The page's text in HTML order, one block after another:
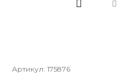
Артикул: 175876